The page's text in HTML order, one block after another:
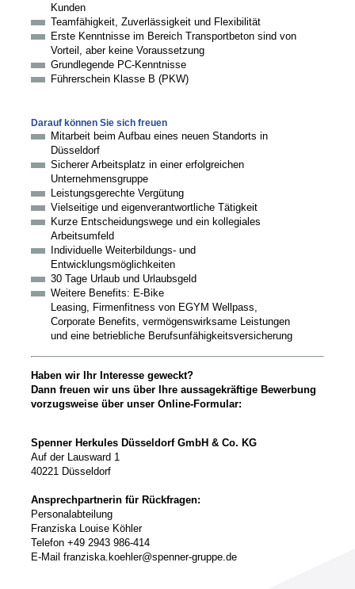
Kunden
Teamfähigkeit, Zuverlässigkeit und Flexibilität
Erste Kenntnisse im Bereich Transportbeton sind von
Vorteil, aber keine Voraussetzung
Grundlegende PC-Kenntnisse
Führerschein Klasse B (PKW)
Darauf können Sie sich freuen
Mitarbeit beim Aufbau eines neuen Standorts in
Düsseldorf
Sicherer Arbeitsplatz in einer erfolgreichen
Unternehmensgruppe
Leistungsgerechte Vergütung
Vielseitige und eigenverantwortliche Tätigkeit
Kurze Entscheidungswege und ein kollegiales
Arbeitsumfeld
Individuelle Weiterbildungs- und
Entwicklungsmöglichkeiten
30 Tage Urlaub und Urlaubsgeld
Weitere Benefits: E-Bike
Leasing, Firmenfitness von EGYM Wellpass,
Corporate Benefits, vermögenswirksame Leistungen
und eine betriebliche Berufsunfähigkeitsversicherung
Haben wir Ihr Interesse geweckt?
Dann freuen wir uns über Ihre aussagekräftige Bewerbung
vorzugsweise über unser Online-Formular:
Spenner Herkules Düsseldorf GmbH & Co. KG
Auf der Lausward 1
40221 Düsseldorf
Ansprechpartnerin für Rückfragen:
Personalabteilung
Franziska Louise Köhler
Telefon +49 2943 986-414
E-Mail franziska.koehler@spenner-gruppe.de